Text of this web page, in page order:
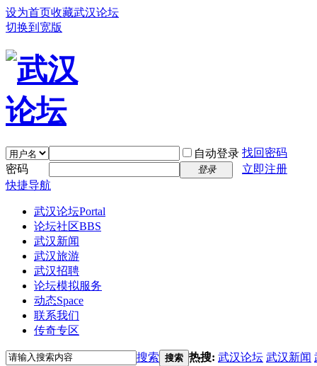
设为首页收藏武汉论坛
切换到宽版
自动登录 找回密码
密码
登录
立即注册
快捷导航
武汉论坛Portal
论坛社区BBS
武汉新闻
武汉旅游
武汉招聘
论坛模拟服务
动态Space
联系我们
传奇专区
搜索 搜索 热搜: 武汉论坛 武汉新闻